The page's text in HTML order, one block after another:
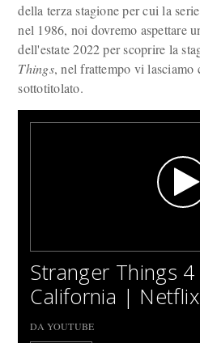
della terza stagione per cui la
nel 1986, noi dovremo aspettare
dell'estate 2022 per scoprire la
Things, nel frattempo vi lasciamo
sottotitolato.
Stranger Things
California |
DA YOUTUBE